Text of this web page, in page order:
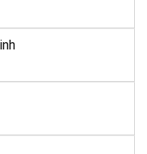
Đa, P. Thị
Nhơn,
Thị